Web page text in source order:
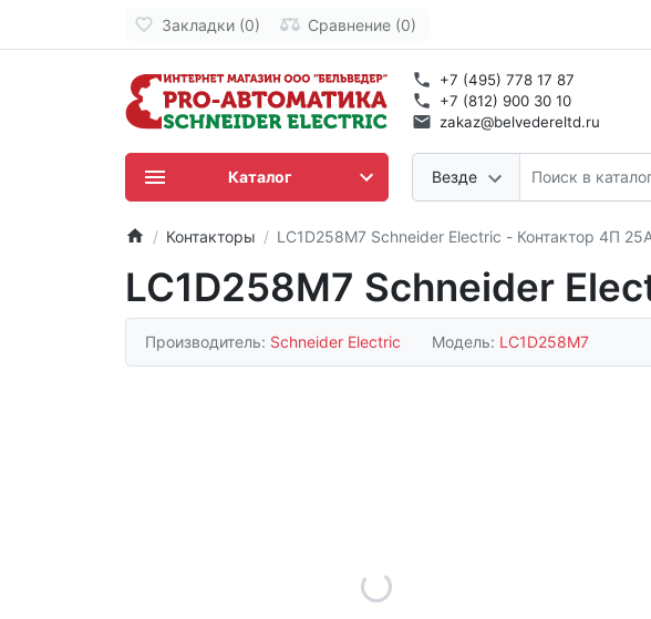
Закладки (0) Сравнение (0)
+7 (495) 778 17 87
+7 (812) 900 30 10
zakaz@belvedereltd.ru
Везде
Каталог
Контакторы LC1D258M7 Schneider Electric - Контактор 4П
LC1D258M7 Schneider
Производитель: Schneider Electric Модель: LC1D258M7